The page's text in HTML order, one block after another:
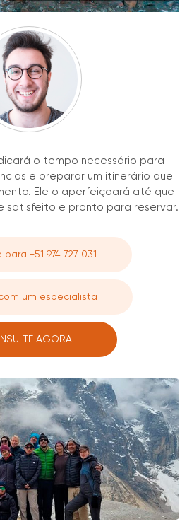
o tempo necessário para
e preparar um itinerário que
Ele o aperfeiçoará até que
e pronto para reservar.
para +51 974 727 031
um especialista
AGORA!